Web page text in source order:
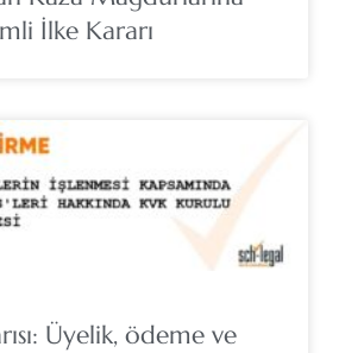
İlke Kararı
Üyelik, ödeme ve